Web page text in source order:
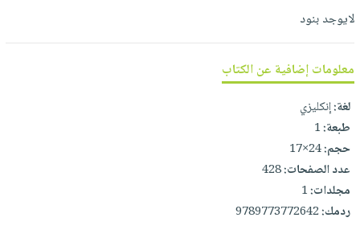
اكسسوارات
منزلية
اكسسوارات
مطرزات
حقائب
حلي
عناية
بالذات
الاشتراكات
صندوق
القراءة
بلا
حدود
متقدم
نيل
وفرات
عن
الشركة
سياسة
الشركة
حسابك
لائحة
الأمنيات
لايوجد بنود
معلومات إضافية عن الكتاب
لغة:إنكليزي
طبعة:1
حجم:24×17
عدد الصفحات:428
مجلدات:1
ردمك:9789773772642